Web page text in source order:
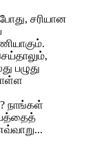
​​சரியான
பழுது
நாங்கள்